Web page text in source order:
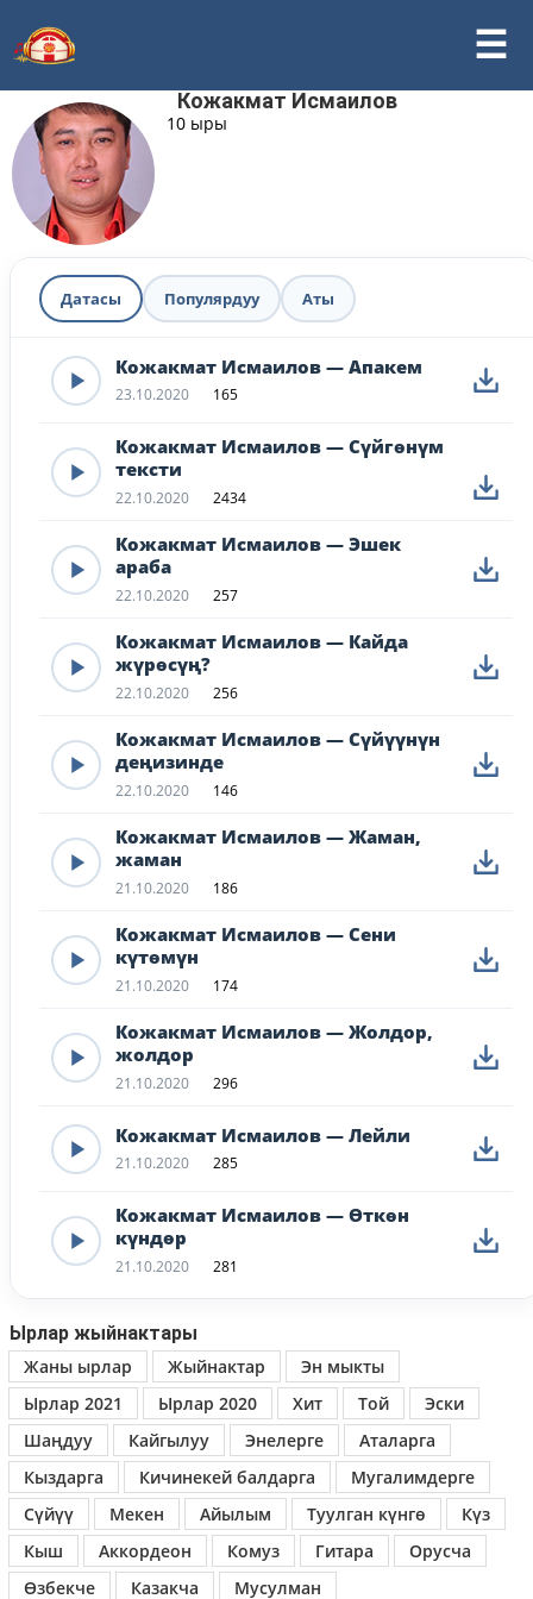
Кожакмат Исмаилов
10 ыры
Датасы Популярдуу Аты
Кожакмат Исмаилов — Апакем
23.10.2020 165
Кожакмат Исмаилов — Сүйгөнүм
тексти
22.10.2020 2434
Кожакмат Исмаилов — Эшек
араба
22.10.2020 257
Кожакмат Исмаилов — Кайда
жүрөсүң?
22.10.2020 256
Кожакмат Исмаилов — Сүйүүнүн
деңизинде
22.10.2020 146
Кожакмат Исмаилов — Жаман,
жаман
21.10.2020 186
Кожакмат Исмаилов — Сени
күтөмүн
21.10.2020 174
Кожакмат Исмаилов — Жолдор,
жолдор
21.10.2020 296
Кожакмат Исмаилов — Лейли
21.10.2020 285
Кожакмат Исмаилов — Өткөн
күндөр
21.10.2020 281
Ырлар жыйнактары
Жаны ырлар
Жыйнактар
Эн мыкты
Ырлар 2021
Ырлар 2020 Хит Той
Эски
Шаңдуу
Кайгылуу Энелерге
Аталарга
Кыздарга
Кичинекей балдарга
Мугалимдерге
Сүйүү
Мекен Айылым Туулган күнгө
Күз
Кыш
Аккордеон Комуз Гитара
Орусча
Өзбекче
Казакча Мусулман